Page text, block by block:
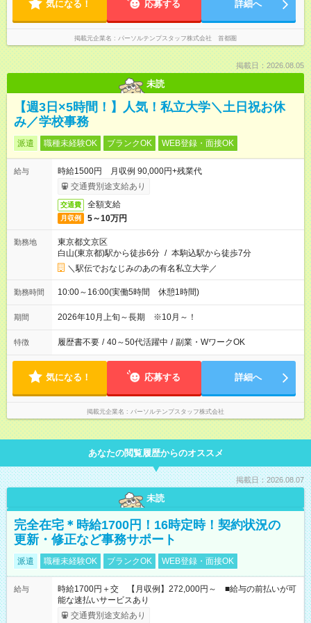
気になる！ 応募する 詳細へ
掲載元企業名 パーソルテンプスタッフ株式会社 首都圏
掲載日：2026.08.05
未読
【週3日×5時間！】人気！私立大学＼土日祝お休
み／学校事務
派遣 職種未経験OK ブランクOK WEB登録・面接OK
給与
時給1500円 月収例 90,000円+残業代
交通費別途支給あり
交通費 全額支給
月収例 5～10万円
勤務地
東京都文京区
白山(東京都)駅から徒歩6分 / 本駒込駅から徒歩7分
＼駅伝でおなじみのあの有名私立大学／
勤務時間 10:00～16:00(実働5時間 休憩1時間)
期間 2026年10月上旬～長期 ※10月～！
特徴 履歴書不要 / 40～50代活躍中 / 副業・WワークOK
気になる！ 応募する 詳細へ
掲載元企業名 パーソルテンプスタッフ株式会社
あなたの閲覧履歴からのオススメ
掲載日：2026.08.07
未読
完全在宅＊時給1700円！16時定時！契約状況の
更新・修正など事務サポート
派遣 職種未経験OK ブランクOK WEB登録・面接OK
給与
時給1700円＋交 【月収例】272,000円～ ■給与の前払いが可
能な速払いサービスあり
交通費別途支給あり